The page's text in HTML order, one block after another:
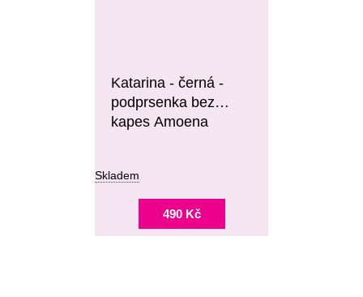
Katarina - černá -
podprsenka bez
kapes Amoena
Skladem
490 Kč